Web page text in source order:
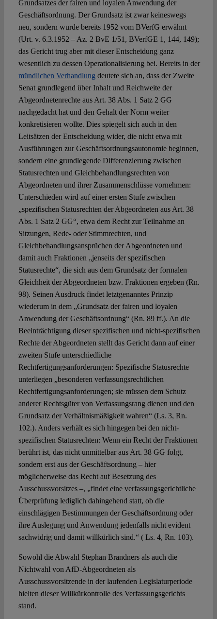
Grundsatzes der fairen und loyalen Anwendung der
Geschäftsordnung. Der Grundsatz ist zwar keineswegs
neu, sondern wurde bereits 1952 vom BVerfG erwähnt
(Urt. v. 6.3.1952 – Az. 2 BvE 1/51, BVerfGE 1, 144, 149);
das Gericht trug aber mit dieser Entscheidung ganz
wesentlich zu dessen Operationalisierung bei. Bereits in der
mündlichen Verhandlung deutete sich an, dass der Zweite
Senat grundlegend über Inhalt und Reichweite der
Abgeordnetenrechte aus Art. 38 Abs. 1 Satz 2 GG
nachgedacht hat und den Gehalt der Norm weiter
konkretisieren wollte. Dies spiegelt sich auch in den
Leitsätzen der Entscheidung wider, die nicht etwa mit
Ausführungen zur Geschäftsordnungsautonomie beginnen,
sondern eine grundlegende Differenzierung zwischen
Statusrechten und Gleichbehandlungsrechten von
Abgeordneten und ihrer Zusammenschlüsse vornehmen:
Unterschieden wird auf einer ersten Stufe zwischen
„spezifischen Statusrechten der Abgeordneten aus Art. 38
Abs. 1 Satz 2 GG“, etwa dem Recht zur Teilnahme an
Sitzungen, Rede- oder Stimmrechten, und
Gleichbehandlungsansprüchen der Abgeordneten und
damit auch Fraktionen „jenseits der spezifischen
Statusrechte“, die sich aus dem Grundsatz der formalen
Gleichheit der Abgeordneten bzw. Fraktionen ergeben (Rn.
98). Seinen Ausdruck findet letztgenanntes Prinzip
wiederum in dem „Grundsatz der fairen und loyalen
Anwendung der Geschäftsordnung“ (Rn. 89 ff.). An die
Beeinträchtigung dieser spezifischen und nicht-spezifischen
Rechte der Abgeordneten stellt das Gericht dann auf einer
zweiten Stufe unterschiedliche
Rechtfertigungsanforderungen: Spezifische Statusrechte
unterliegen „besonderen verfassungsrechtlichen
Rechtfertigungsanforderungen; sie müssen dem Schutz
anderer Rechtsgüter von Verfassungsrang dienen und den
Grundsatz der Verhältnismäßigkeit wahren“ (Ls. 3, Rn.
102.). Anders verhält es sich hingegen bei den nicht-
spezifischen Statusrechten: Wenn ein Recht der Fraktionen
berührt ist, das nicht unmittelbar aus Art. 38 GG folgt,
sondern erst aus der Geschäftsordnung – hier
möglicherweise das Recht auf Besetzung des
Ausschussvorsitzes –, „findet eine verfassungsgerichtliche
Überprüfung lediglich dahingehend statt, ob die
einschlägigen Bestimmungen der Geschäftsordnung oder
ihre Auslegung und Anwendung jedenfalls nicht evident
sachwidrig und damit willkürlich sind.“ ( Ls. 4, Rn. 103).
Sowohl die Abwahl Stephan Brandners als auch die
Nichtwahl von AfD-Abgeordneten als
Ausschussvorsitzende in der laufenden Legislaturperiode
hielten dieser Willkürkontrolle des Verfassungsgerichts
stand.